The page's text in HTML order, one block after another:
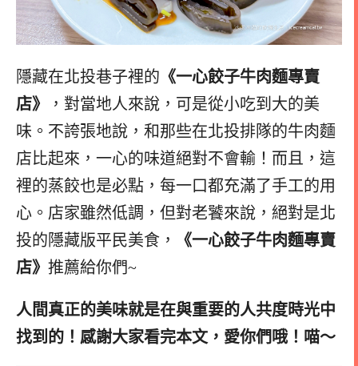
隱藏在北投巷子裡的 《一心餃子牛肉麵專賣
店》
，對當地人來說，可是從小吃到大的美
味。不誇張地說，和那些在北投排隊的牛肉麵
店比起來，一心的味道絕對不會輸！而且，這
裡的蒸餃也是必點，每一口都充滿了手工的用
心。店家雖然低調，但對老饕來說，絕對是北
投的隱藏版平民美食，
《一心餃子牛肉麵專賣
店》 推薦給你們~
人間真正的美味就是在與重要的人共度時光中
找到的！感謝大家看完本文，愛你們哦！喵～